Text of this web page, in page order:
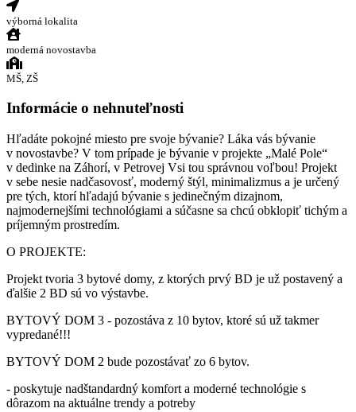
výborná lokalita
moderná novostavba
MŠ, ZŠ
Informácie o nehnuteľnosti
Hľadáte pokojné miesto pre svoje bývanie? Láka vás bývanie
v novostavbe? V tom prípade je bývanie v projekte „Malé Pole“
v dedinke na Záhorí, v Petrovej Vsi tou správnou voľbou! Projekt
v sebe nesie nadčasovosť, moderný štýl, minimalizmus a je určený
pre tých, ktorí hľadajú bývanie s jedinečným dizajnom,
najmodernejšími technológiami a súčasne sa chcú obklopiť tichým a
príjemným prostredím.
O PROJEKTE:
Projekt tvoria 3 bytové domy, z ktorých prvý BD je už postavený a
ďalšie 2 BD sú vo výstavbe.
BYTOVÝ DOM 3 - pozostáva z 10 bytov, ktoré sú už takmer
vypredané!!!
BYTOVÝ DOM 2 bude pozostávať zo 6 bytov.
- poskytuje nadštandardný komfort a moderné technológie s
dôrazom na aktuálne trendy a potreby